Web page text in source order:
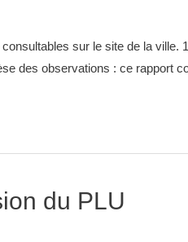
sur le site de la ville.
des observations : ce rapport
du PLU